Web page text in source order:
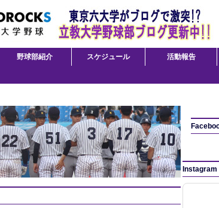
野球部紹介 スケジュール 活動報告
Instagram